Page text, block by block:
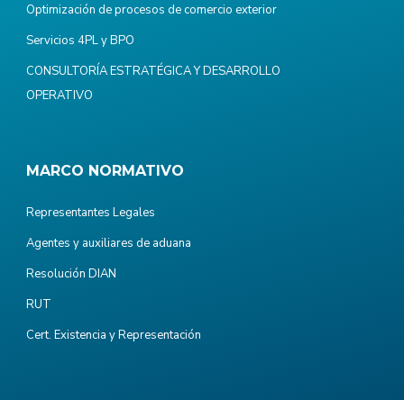
Optimización de procesos de comercio exterior
Servicios 4PL y BPO
CONSULTORÍA ESTRATÉGICA Y DESARROLLO
OPERATIVO
MARCO NORMATIVO
Representantes Legales
Agentes y auxiliares de aduana
Resolución DIAN
RUT
Cert. Existencia y Representación